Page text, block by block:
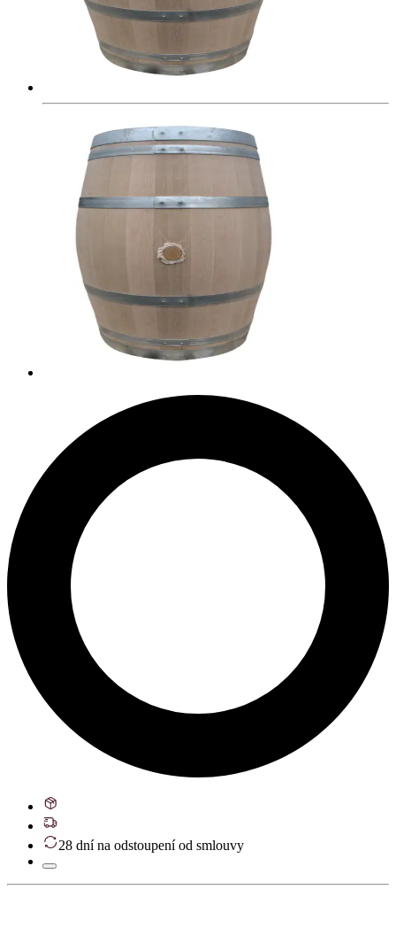
28 dní na odstoupení od smlouvy